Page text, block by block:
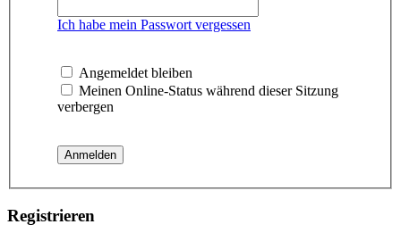
Ich habe mein Passwort vergessen
Angemeldet bleiben
Meinen Online-Status während dieser Sitzung
verbergen
Registrieren